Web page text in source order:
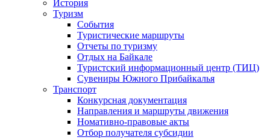
История
Туризм
События
Туристические маршруты
Отчеты по туризму
Отдых на Байкале
Туристский информационный центр (ТИЦ)
Сувениры Южного Прибайкалья
Транспорт
Конкурсная документация
Направления и маршруты движения
Номативно-правовые акты
Отбор получателя субсидии